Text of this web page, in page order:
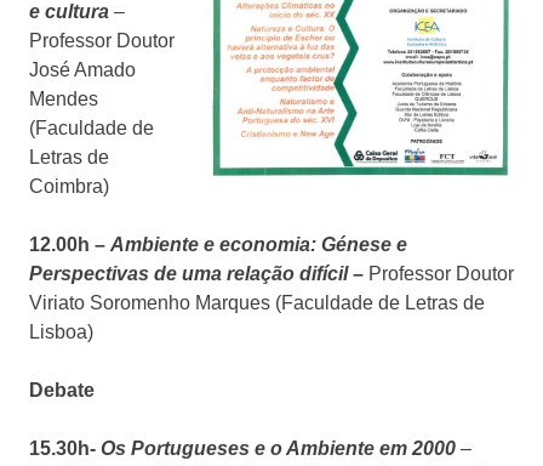
e cultura –
Professor Doutor
José Amado
Mendes
(Faculdade de
Letras de
Coimbra)
12.00h – Ambiente e economia: Génese e
Perspectivas de uma relação difícil– Professor Doutor
Viriato Soromenho Marques (Faculdade de Letras de
Lisboa)
Debate
15.30h- Os Portugueses e o Ambiente em 2000 –